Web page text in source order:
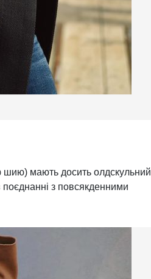
шию) мають досить олдскульний
поєднанні з повсякденними